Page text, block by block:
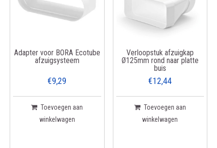
Adapter voor BORA Ecotube
afzuigsysteem
€9,29
Toevoegen aan
winkelwagen
Verloopstuk afzuigkap
Ø125mm rond naar platte
buis
€12,44
Toevoegen aan
winkelwagen